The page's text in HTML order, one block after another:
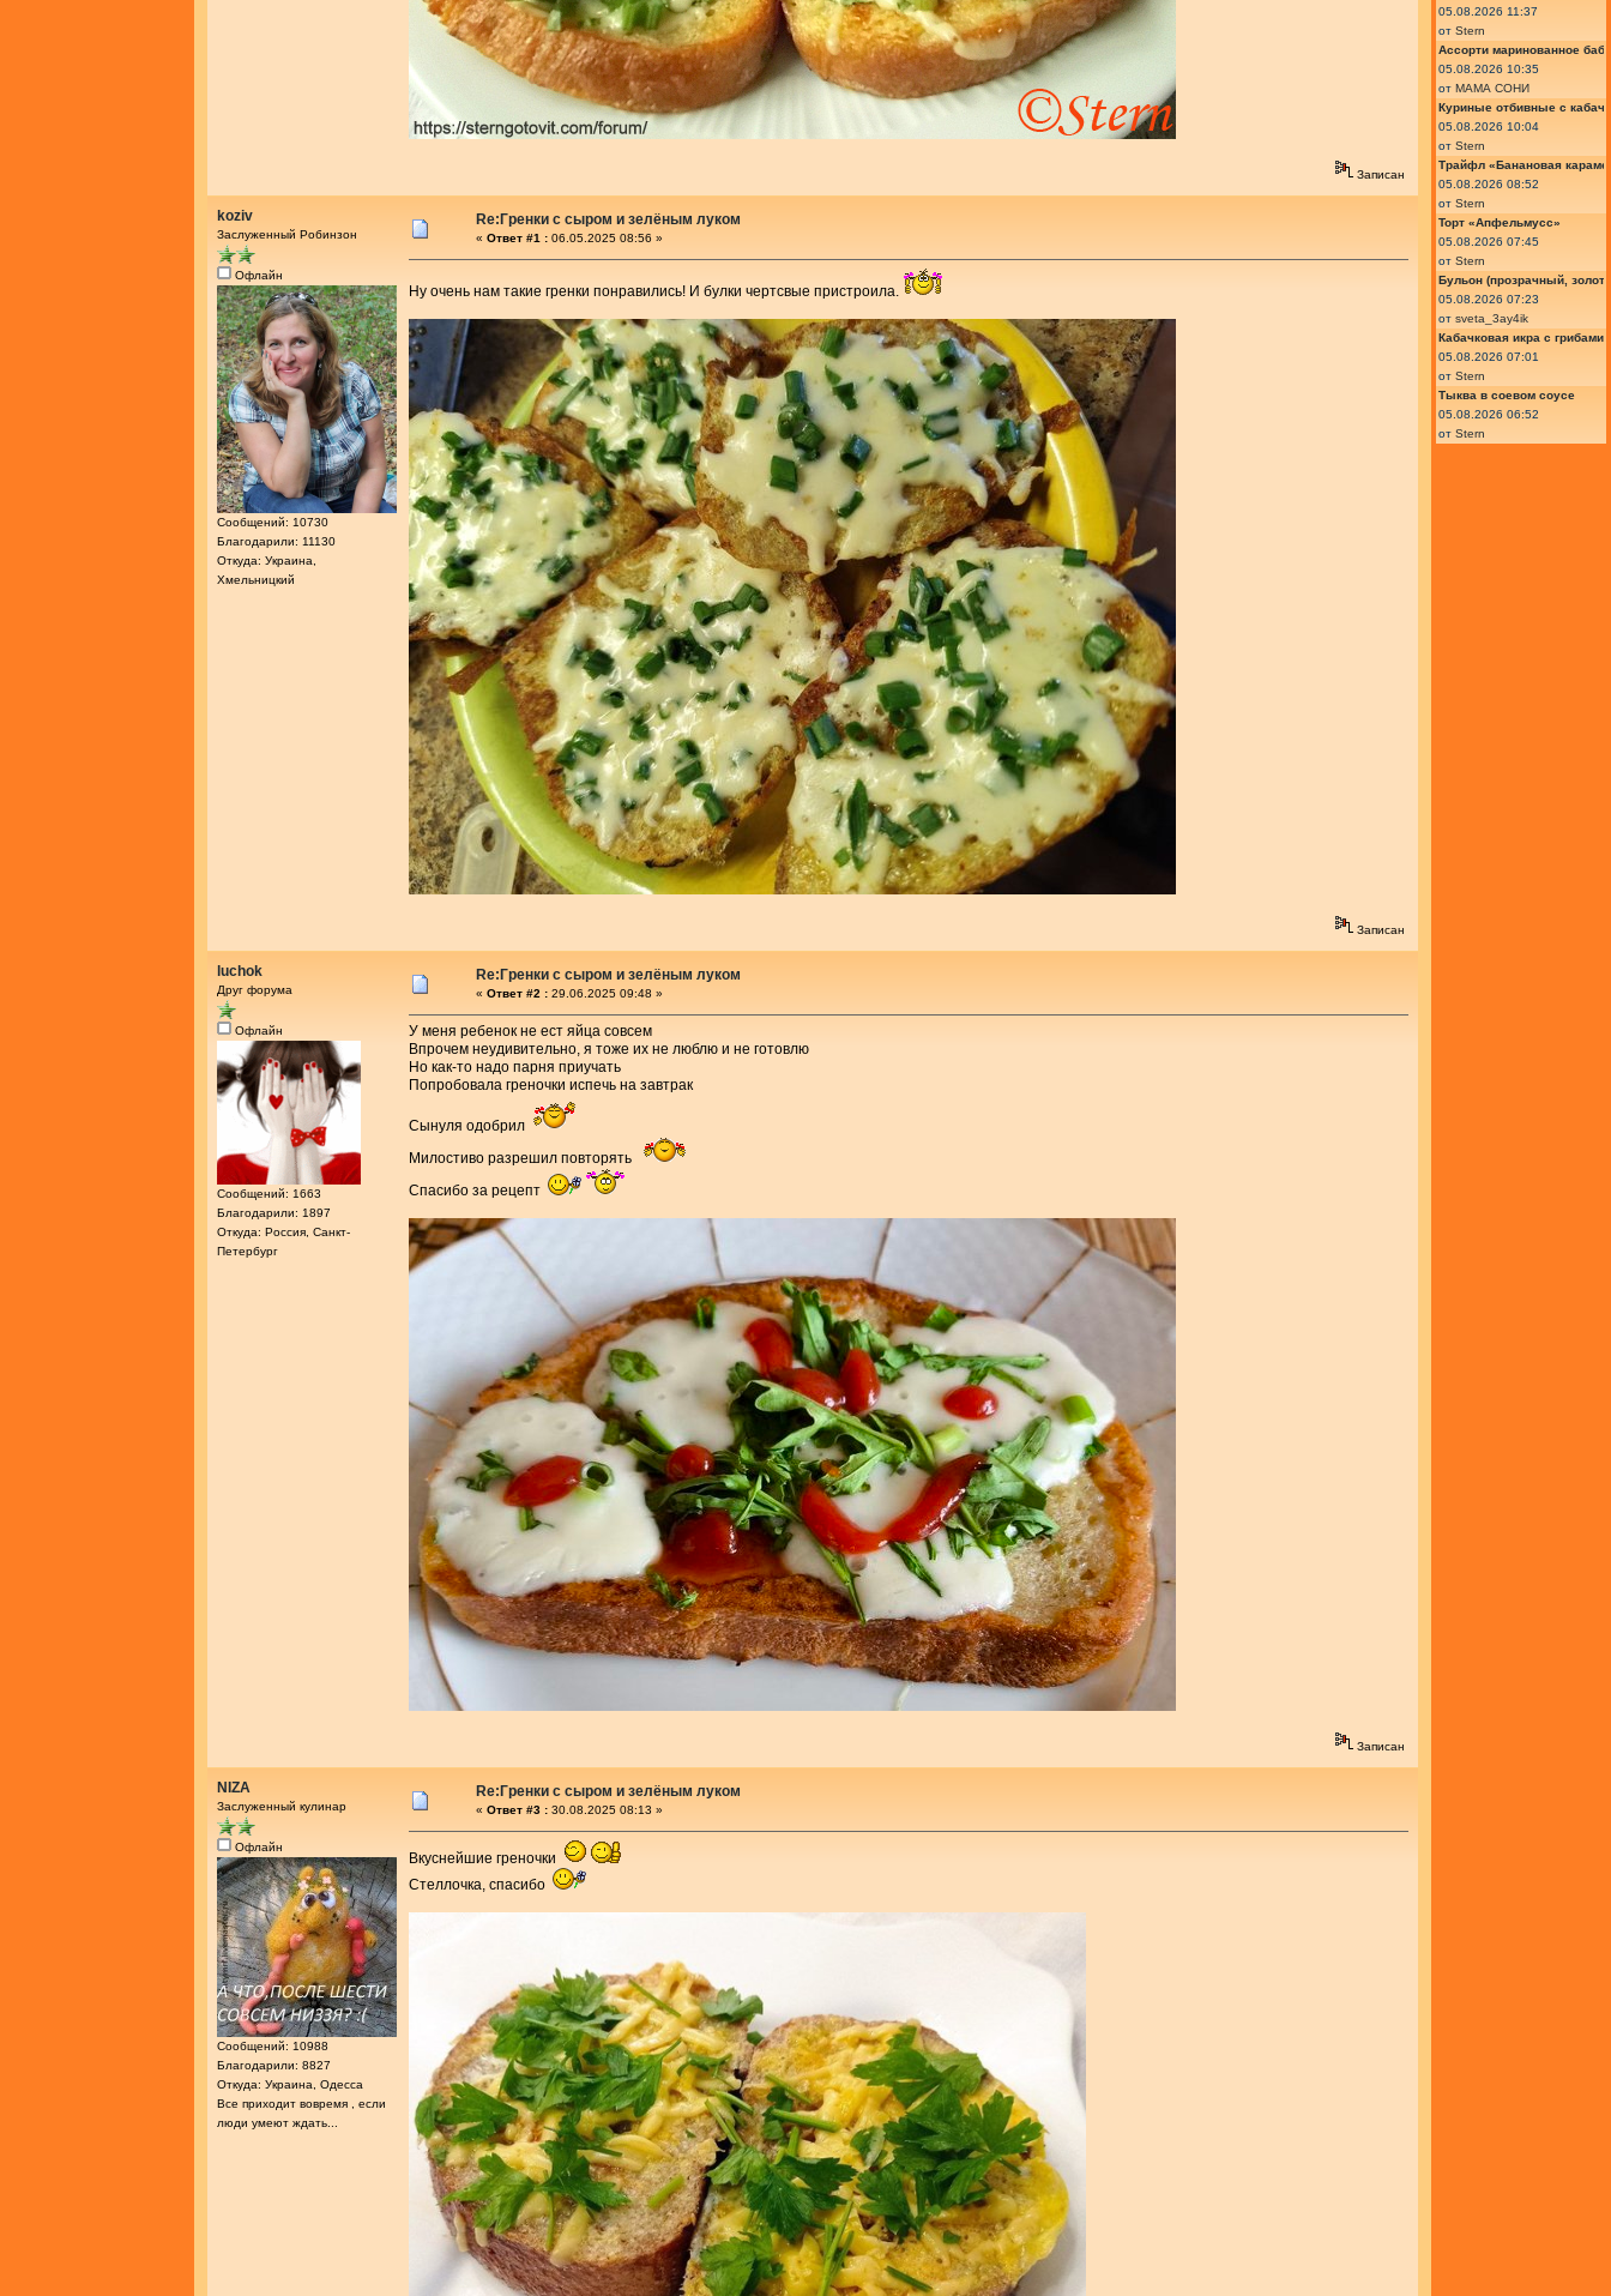
Записан
koziv
Заслуженный Робинзон
Офлайн
Сообщений: 10730
Благодарили: 11130
Откуда: Украина,
Хмельницкий
Re:Гренки с сыром и зелёным луком
« Ответ #1 : 06.05.2025 08:56 »
Ну очень нам такие гренки понравились! И булки чертсвые пристроила.
Записан
luchok
Друг форума
Офлайн
Сообщений: 1663
Благодарили: 1897
Откуда: Россия, Санкт-
Петербург
Re:Гренки с сыром и зелёным луком
« Ответ #2 : 29.06.2025 09:48 »
У меня ребенок не ест яйца совсем
Впрочем неудивительно, я тоже их не люблю и не готовлю
Но как-то надо парня приучать
Попробовала греночки испечь на завтрак
Сынуля одобрил
Милостиво разрешил повторять
Спасибо за рецепт
Записан
NIZA
Заслуженный кулинар
Офлайн
Сообщений: 10988
Благодарили: 8827
Откуда: Украина, Одесса
Все приходит вовремя , если
люди умеют ждать...
Re:Гренки с сыром и зелёным луком
« Ответ #3 : 30.08.2025 08:13 »
Вкуснейшие греночки
Стеллочка, спасибо
05.08.2026 11:37
от Stern
Ассорти маринованное
05.08.2026 10:35
от МАМА СОНИ
Куриные отбивные с
05.08.2026 10:04
от Stern
Трайфл «Банановая
05.08.2026 08:52
от Stern
Торт «Апфельмусс»
05.08.2026 07:45
от Stern
Бульон (прозрачный,
05.08.2026 07:23
от sveta_3ay4ik
Кабачковая икра с грибами
05.08.2026 07:01
от Stern
Тыква в соевом соусе
05.08.2026 06:52
от Stern